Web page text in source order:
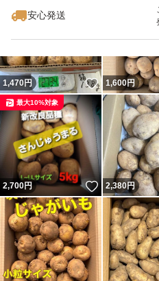
安心発送
1,470円 いいね！
1,600円
2,700円 いいね！
最大10%対象
2,380円